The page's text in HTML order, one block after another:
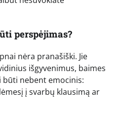
perspėjimas?
nėra pranašiški. Jie
išgyvenimus, baimes
būti nebent emocinis:
į svarbų klausimą ar